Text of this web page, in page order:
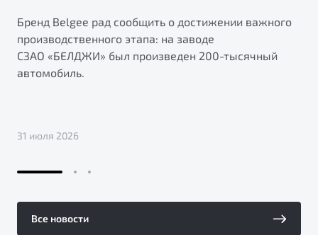
Бренд Belgee рад сообщить о достижении важного
производственного этапа: на заводе
СЗАО «БЕЛДЖИ» был произведен 200-тысячный
автомобиль.
31 июля 2026
Все новости